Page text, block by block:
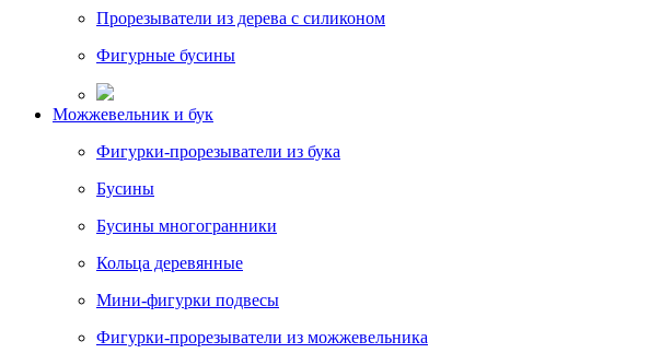
Прорезыватели из дерева с силиконом
Фигурные бусины
Можжевельник и бук
Фигурки-прорезыватели из бука
Бусины
Бусины многогранники
Кольца деревянные
Мини-фигурки подвесы
Фигурки-прорезыватели из можжевельника